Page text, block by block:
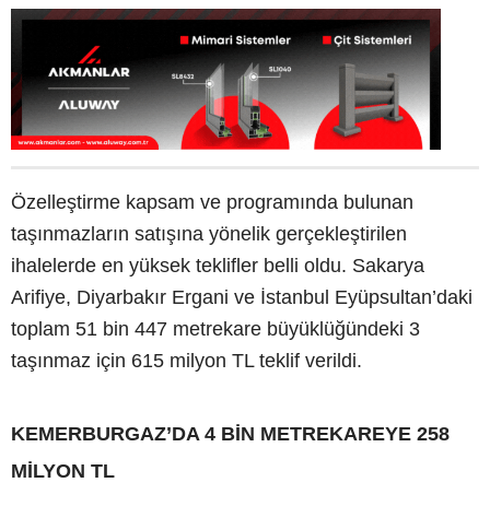
Özelleştirme kapsam ve programında bulunan
taşınmazların satışına yönelik gerçekleştirilen
ihalelerde en yüksek teklifler belli oldu. Sakarya
Arifiye, Diyarbakır Ergani ve İstanbul Eyüpsultan’daki
toplam 51 bin 447 metrekare büyüklüğündeki 3
taşınmaz için 615 milyon TL teklif verildi.
KEMERBURGAZ’DA 4 BİN METREKAREYE 258
MİLYON TL